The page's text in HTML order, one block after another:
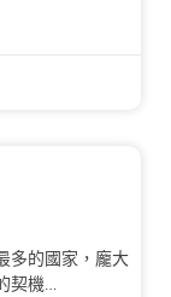
多的國家，龐大
契機…